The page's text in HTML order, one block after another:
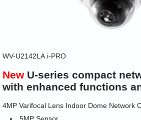
WV-U2142LA i-PRO
NewU-series compact
with enhanced functions
4MP Varifocal Lens Indoor Dome Network